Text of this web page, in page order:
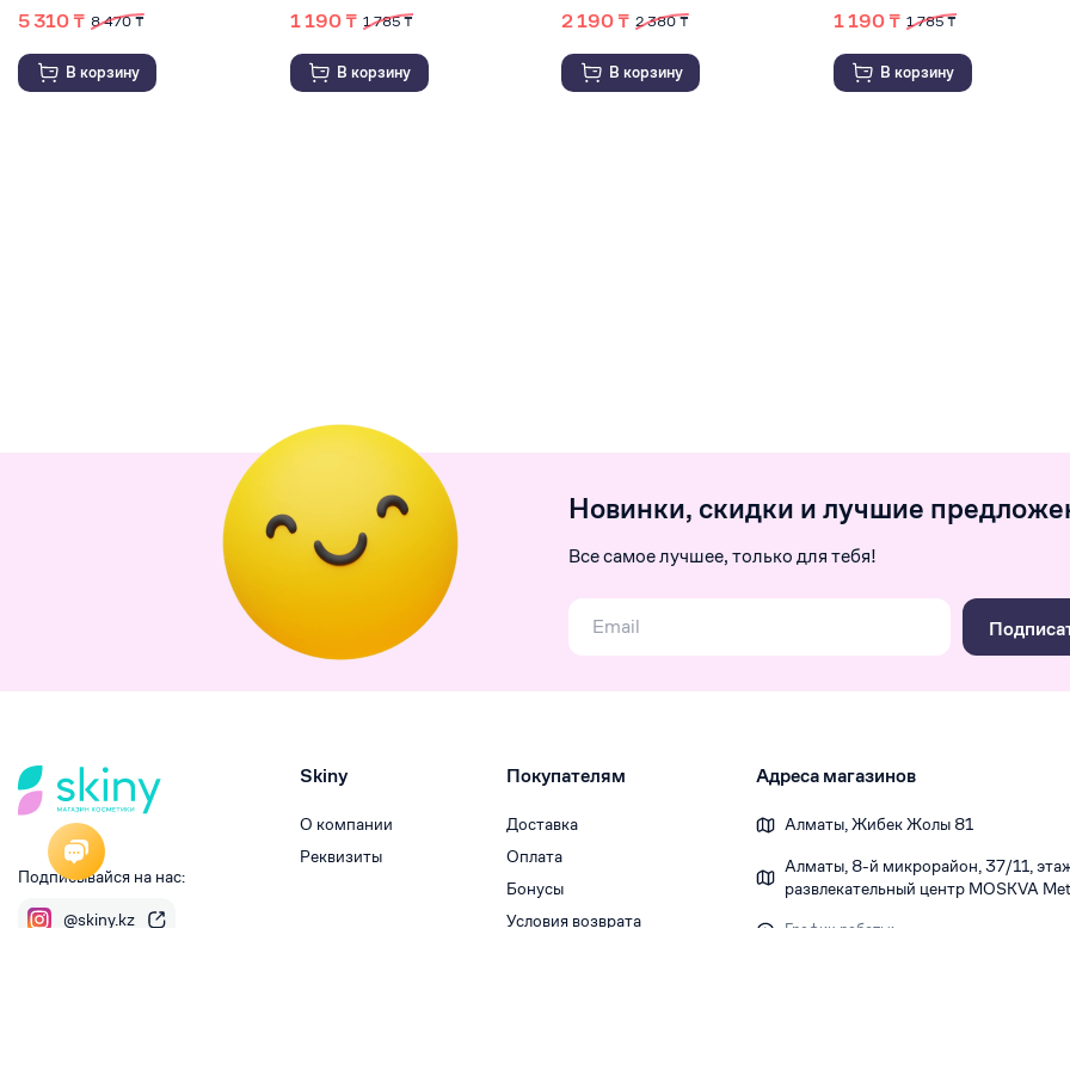
5 310 ₸ 8 470 ₸
В корзину
1 190 ₸ 1 785 ₸
В корзину
2 190 ₸ 2 380 ₸
В корзину
1 190 ₸ 1 785 ₸
В корзину
Новинки, скидки и лучшие
Все самое лучшее, только для тебя!
Подписывайся на нас:
@skiny.kz
Skiny
О компании
Реквизиты
Покупателям
Доставка
Оплата
Бонусы
Условия возврата
Адреса магазинов
Алматы, Жибек Жолы 81
Алматы, 8-й микрорайон, 37/1​1,
развлекательный центр MOSKVA
График работы: